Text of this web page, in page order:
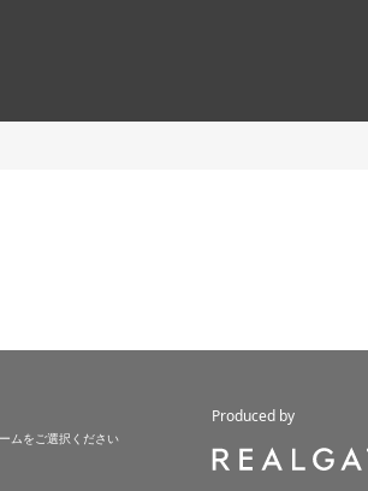
ムをご選択ください
Produced by